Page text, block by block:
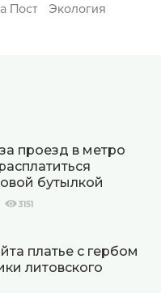
Пост Экология
проезд в метро
бутылкой
3151
платье с гербом
литовского